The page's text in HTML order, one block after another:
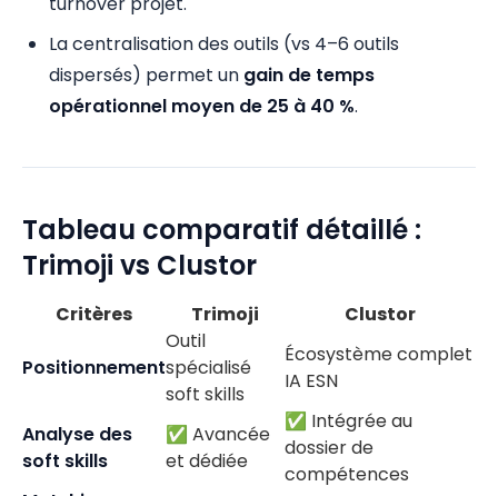
La centralisation des outils (vs 4–6 outils
dispersés) permet un gain de temps
opérationnel moyen de 25 à 40 %.
Tableau comparatif détaillé :
Trimoji vs Clustor
Critères Trimoji Clustor
Positionnement
Outil
spécialisé
soft skills
Écosystème complet
IA ESN
Analyse des
soft skills
✅ Avancée
et dédiée
✅ Intégrée au
dossier de
compétences